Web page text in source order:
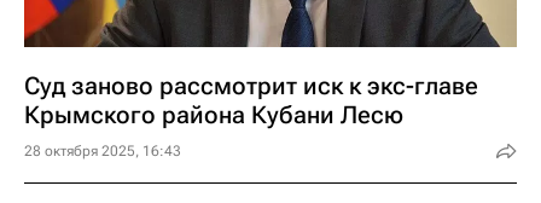
Суд заново рассмотрит иск к экс-главе
Крымского района Кубани Лесю
28 октября 2025, 16:43